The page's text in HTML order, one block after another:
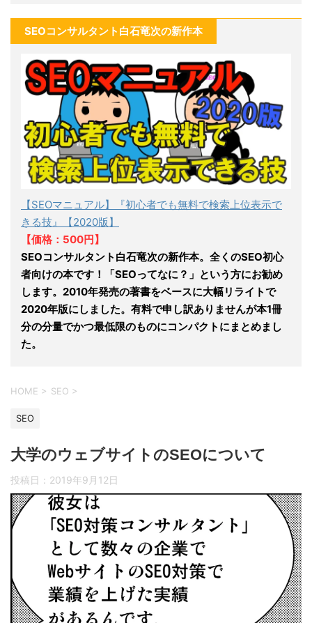
SEOコンサルタント白石竜次の新作本
【SEOマニュアル】『初心者でも無料で検索上位表示で
きる技』【2020版】
【価格：500円】
SEOコンサルタント白石竜次の新作本。全くのSEO初心
者向けの本です！「SEOってなに？」という方にお勧め
します。2010年発売の著書をベースに大幅リライトで
2020年版にしました。有料で申し訳ありませんが本1冊
分の分量でかつ最低限のものにコンパクトにまとめまし
た。
HOME > SEO >
SEO
大学のウェブサイトのSEOについて
投稿日： 2019年9月12日